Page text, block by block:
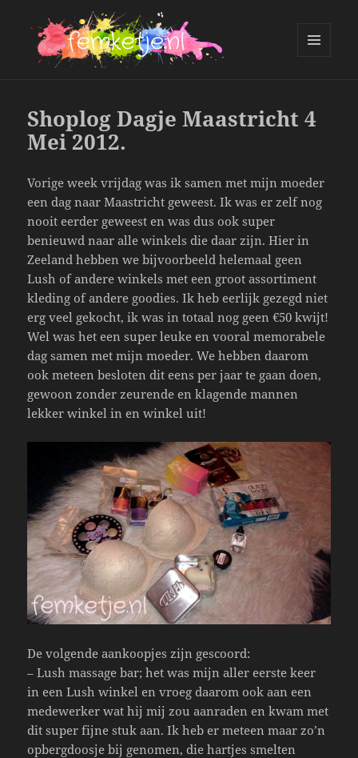
Shoplog Dagje Maastricht 4
Mei 2012.
Vorige week vrijdag was ik samen met mijn moeder
een dag naar Maastricht geweest. Ik was er zelf nog
nooit eerder geweest en was dus ook super
benieuwd naar alle winkels die daar zijn. Hier in
Zeeland hebben we bijvoorbeeld helemaal geen
Lush of andere winkels met een groot assortiment
kleding of andere goodies. Ik heb eerlijk gezegd niet
erg veel gekocht, ik was in totaal nog geen €50 kwijt!
Wel was het een super leuke en vooral memorabele
dag samen met mijn moeder. We hebben daarom
ook meteen besloten dit eens per jaar te gaan doen,
gewoon zonder zeurende en klagende mannen
lekker winkel in en winkel uit!
De volgende aankoopjes zijn gescoord:
– Lush massage bar; het was mijn aller eerste keer
in een Lush winkel en vroeg daarom ook aan een
medewerker wat hij mij zou aanraden en kwam met
dit super fijne stuk aan. Ik heb er meteen maar zo’n
opbergdoosje bij genomen, die hartjes smelten